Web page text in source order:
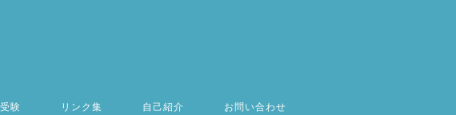
受験 リンク集 自己紹介 お問い合わせ